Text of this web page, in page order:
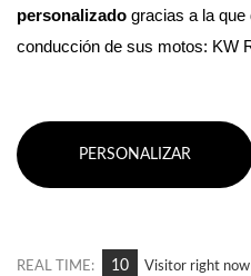
personalizado gracias a la que
conducción de sus motos: KW
PERSONALIZAR
REAL TIME: 10 Visitor right now